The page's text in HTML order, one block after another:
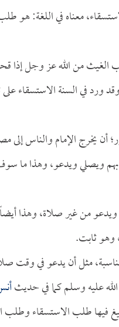
معناه في اللغة: هو
من الله عز وجل إذا
في السنة الاستسقاء على
أن يخرج الإمام والناس إلى
ويصلي ويدعو، وهذا ما
ويدعو من غير صلاة، وهذا
وهو ثابت.
مثل أن يدعو في وقت
عليه وسلم كما في حديث
فيها طلب الاستسقاء وطلب